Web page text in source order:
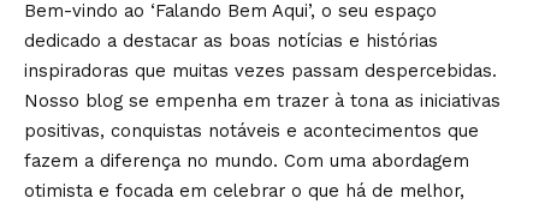
Bem-vindo ao ‘Falando Bem Aqui’, o seu espaço
dedicado a destacar as boas notícias e histórias
inspiradoras que muitas vezes passam despercebidas.
Nosso blog se empenha em trazer à tona as iniciativas
positivas, conquistas notáveis e acontecimentos que
fazem a diferença no mundo. Com uma abordagem
otimista e focada em celebrar o que há de melhor,